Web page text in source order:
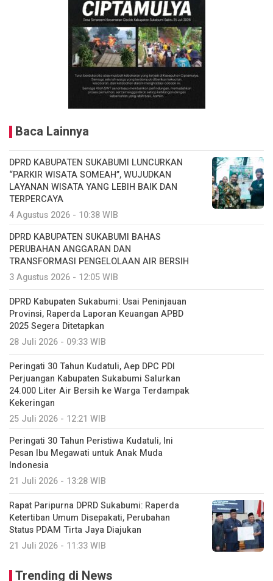
Baca Lainnya
DPRD KABUPATEN SUKABUMI LUNCURKAN
“PARKIR WISATA SOMEAH”, WUJUDKAN
LAYANAN WISATA YANG LEBIH BAIK DAN
TERPERCAYA
4 Agustus 2026 - 10:38 WIB
DPRD KABUPATEN SUKABUMI BAHAS
PERUBAHAN ANGGARAN DAN
TRANSFORMASI PENGELOLAAN AIR BERSIH
3 Agustus 2026 - 12:05 WIB
DPRD Kabupaten Sukabumi: Usai Peninjauan
Provinsi, Raperda Laporan Keuangan APBD
2025 Segera Ditetapkan
28 Juli 2026 - 09:33 WIB
Peringati 30 Tahun Kudatuli, Aep DPC PDI
Perjuangan Kabupaten Sukabumi Salurkan
24.000 Liter Air Bersih ke Warga Terdampak
Kekeringan
25 Juli 2026 - 12:21 WIB
Peringati 30 Tahun Peristiwa Kudatuli, Ini
Pesan Ibu Megawati untuk Anak Muda
Indonesia
21 Juli 2026 - 13:28 WIB
Rapat Paripurna DPRD Sukabumi: Raperda
Ketertiban Umum Disepakati, Perubahan
Status PDAM Tirta Jaya Diajukan
21 Juli 2026 - 11:33 WIB
Trending di News